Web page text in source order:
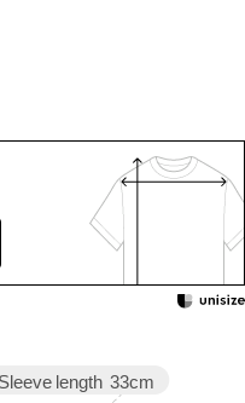
Sleeve length 33cm